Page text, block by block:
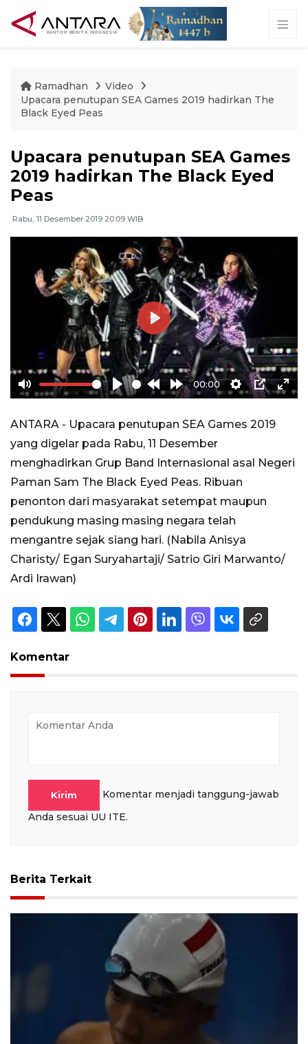
Ramadhan
Video
Upacara penutupan SEA Games 2019 hadirkan The
Black Eyed Peas
Upacara penutupan SEA Games
2019 hadirkan The Black Eyed
Peas
Rabu, 11 Desember 2019 20:09 WIB
Mute Play
RewindForward
10s
00:00
Settings
PIP
Play
ANTARA - Upacara penutupan SEA Games 2019
yang digelar pada Rabu, 11 Desember
menghadirkan Grup Band Internasional asal Negeri
Paman Sam The Black Eyed Peas. Ribuan
penonton dari masyarakat setempat maupun
pendukung masing masing negara telah
mengantre sejak siang hari. (Nabila Anisya
Charisty/ Egan Suryahartaji/ Satrio Giri Marwanto/
Ardi Irawan)
Komentar
Kirim
Komentar menjadi tanggung-jawab
Anda sesuai UU ITE.
Berita Terkait